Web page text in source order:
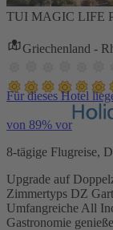
TUI MAGIC LIFE
Griechenland -
Für dieses Hotel
von 89% vor
8-tägige Flugreise,
Upgrade auf
Zimmertyps DZ
Umfangreiche All
Gastronomie